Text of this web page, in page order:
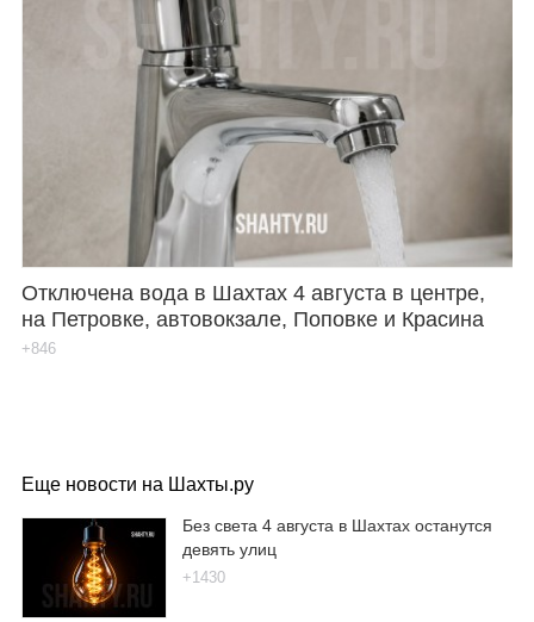
Отключена вода в Шахтах 4 августа в центре,
на Петровке, автовокзале, Поповке и Красина
+846
Еще новости на Шахты.ру
Без света 4 августа в Шахтах останутся
девять улиц
+1430